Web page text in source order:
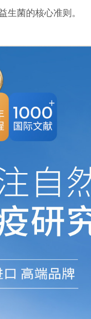
生菌的核心准则。